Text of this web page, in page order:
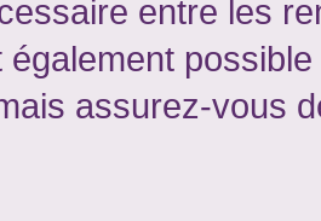
entre les
également
assurez-vous